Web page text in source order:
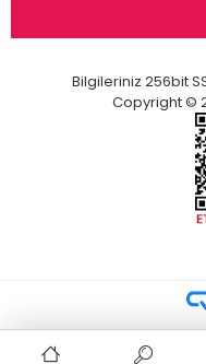
Bilgileriniz 256bit
Copyright ©